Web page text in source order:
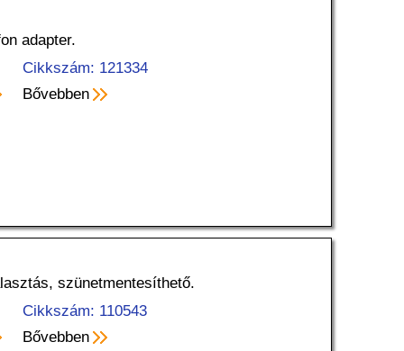
adapter.
Cikkszám: 121334
Bővebben
szünetmentesíthető.
Cikkszám: 110543
Bővebben